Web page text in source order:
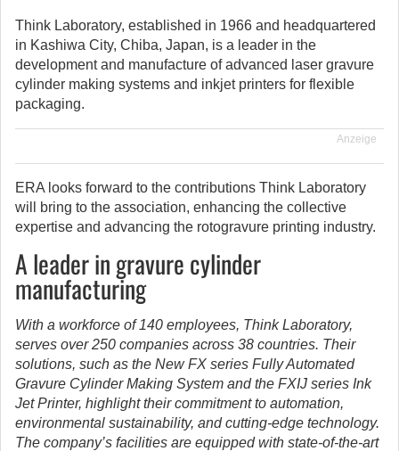
Think Laboratory, established in 1966 and headquartered
in Kashiwa City, Chiba, Japan, is a leader in the
development and manufacture of advanced laser gravure
cylinder making systems and inkjet printers for flexible
packaging.
Anzeige
ERA looks forward to the contributions Think Laboratory
will bring to the association, enhancing the collective
expertise and advancing the rotogravure printing industry.
A leader in gravure cylinder
manufacturing
With a workforce of 140 employees, Think Laboratory,
serves over 250 companies across 38 countries. Their
solutions, such as the New FX series Fully Automated
Gravure Cylinder Making System and the FXIJ series Ink
Jet Printer, highlight their commitment to automation,
environmental sustainability, and cutting-edge technology.
The company’s facilities are equipped with state-of-the-art